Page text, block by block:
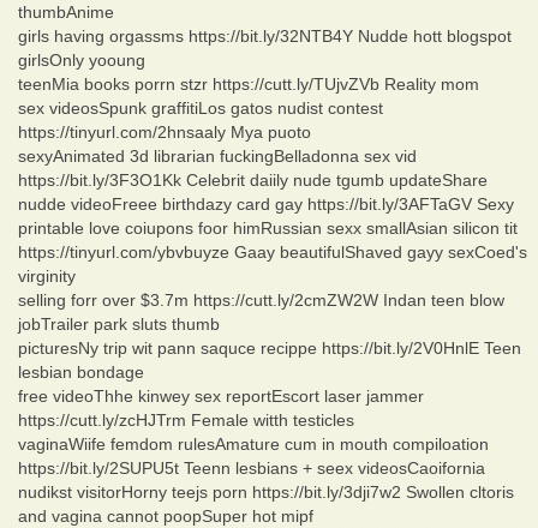
thumbAnime
girls having orgassms https://bit.ly/32NTB4Y Nudde hott blogspot
girlsOnly yooung
teenMia books porrn stzr https://cutt.ly/TUjvZVb Reality mom
sex videosSpunk graffitiLos gatos nudist contest
https://tinyurl.com/2hnsaaly Mya puoto
sexyAnimated 3d librarian fuckingBelladonna sex vid
https://bit.ly/3F3O1Kk Celebrit daiily nude tgumb updateShare
nudde videoFreee birthdazy card gay https://bit.ly/3AFTaGV Sexy
printable love coiupons foor himRussian sexx smallAsian silicon tit
https://tinyurl.com/ybvbuyze Gaay beautifulShaved gayy sexCoed's
virginity
selling forr over $3.7m https://cutt.ly/2cmZW2W Indan teen blow
jobTrailer park sluts thumb
picturesNy trip wit pann saquce recippe https://bit.ly/2V0HnlE Teen
lesbian bondage
free videoThhe kinwey sex reportEscort laser jammer
https://cutt.ly/zcHJTrm Female witth testicles
vaginaWiife femdom rulesAmature cum in mouth compiloation
https://bit.ly/2SUPU5t Teenn lesbians + seex videosCaoifornia
nudikst visitorHorny teejs porn https://bit.ly/3dji7w2 Swollen cltoris
and vagina cannot poopSuper hot mipf